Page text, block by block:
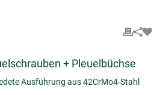
+ Pleuelbüchse
Ausführung aus 42CrMo4-Stahl